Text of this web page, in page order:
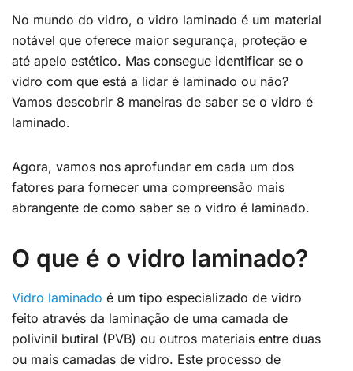
No mundo do vidro, o vidro laminado é um material
notável que oferece maior segurança, proteção e
até apelo estético. Mas consegue identificar se o
vidro com que está a lidar é laminado ou não?
Vamos descobrir 8 maneiras de saber se o vidro é
laminado.
Agora, vamos nos aprofundar em cada um dos
fatores para fornecer uma compreensão mais
abrangente de como saber se o vidro é laminado.
O que é o vidro laminado?
Vidro laminado é um tipo especializado de vidro
feito através da laminação de uma camada de
polivinil butiral (PVB) ou outros materiais entre duas
ou mais camadas de vidro. Este processo de